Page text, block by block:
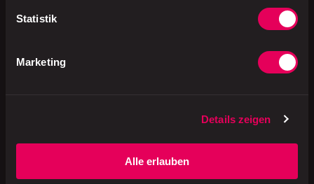
Statistik
Marketing
Details zeigen
Alle erlauben
Verpackung